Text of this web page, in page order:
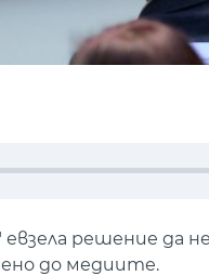
решение да
до медиите.